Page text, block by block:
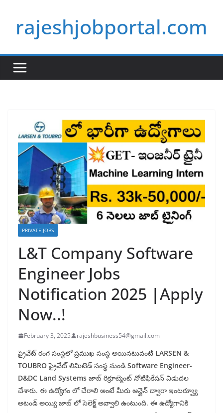
contentrajeshjobportal.com
PRIVATE JOBS
L&T Company Software
Engineer Jobs
Notification 2025 |Apply
Now..!
February 3, 2025 rajeshbusiness54@gmail.com
ప్రైవేట్ రంగ సంస్థలో ప్రముఖ సంస్థ అయినటువంటి LARSEN &
TOUBROప్రైవేట్ లిమిటెడ్ సంస్థ నుండి Software Engineer-
D&DC Land Systems జాబ్ రిక్రూట్మెంట్ నోటిఫికేషన్ విడుదల
చేశారు. ఈ ఉద్యోగం లో చేరాలి అంటే మీరు ఆన్లైన్ ద్వారా ఇంటర్వ్యూ
అటండ్ అయ్యి జాబ్ లో సెలెక్ట్ అవ్వాలి ఉంటుంది. ఈ ఉద్యోగానికి